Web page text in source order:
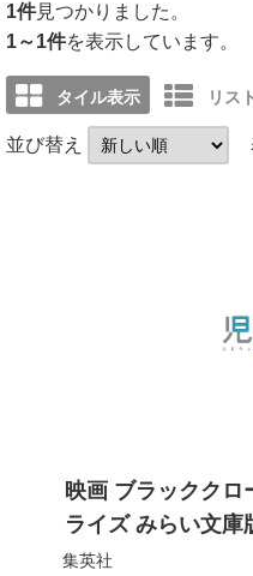
1件
1～1件を表示しています。
タイル表示 リス
並び替え
映画 ブラッククロ
ライズ みらい文庫
集英社